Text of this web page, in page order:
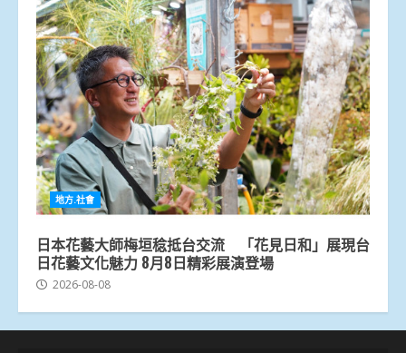
地方.社會
日本花藝大師梅垣稔抵台交流 「花見日和」展現台
日花藝文化魅力 8月8日精彩展演登場
2026-08-08